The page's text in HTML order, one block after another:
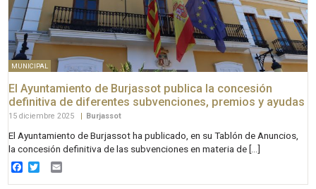
MUNICIPAL
El Ayuntamiento de Burjassot publica la concesión
definitiva de diferentes subvenciones, premios y ayudas
15 diciembre 2025 | Burjassot
El Ayuntamiento de Burjassot ha publicado, en su Tablón de Anuncios,
la concesión definitiva de las subvenciones en materia de […]
Facebook
Twitter